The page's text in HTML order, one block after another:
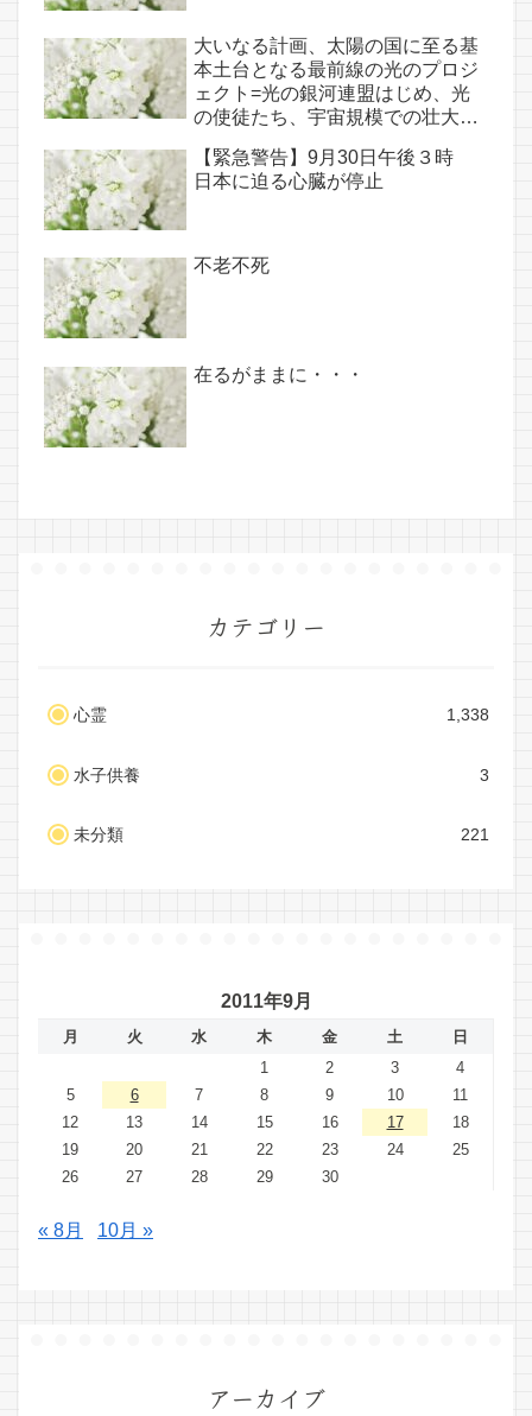
大いなる計画、太陽の国に至る基
本土台となる最前線の光のプロジ
ェクト=光の銀河連盟はじめ、光
の使徒たち、宇宙規模での壮大な
(6/26・28追記あり）
【緊急警告】9月30日午後３時
日本に迫る心臓が停止
不老不死
在るがままに・・・
カテゴリー
心霊 1,338
水子供養 3
未分類 221
2011年9月
月 火 水 木 金 土
日
1
2 3
4
5
6 7 8 9 10
11
12
13 14 15 16 17
18
19
20 21 22 23 24
25
26
27 28 29 30
« 8月 10月 »
アーカイブ